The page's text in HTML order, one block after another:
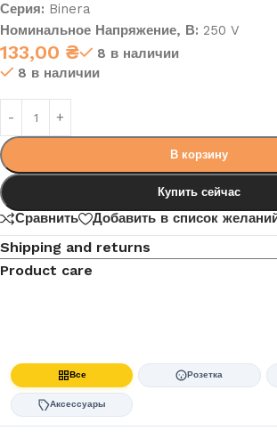
Серия: Binera
Номинальное Напряжение, В: 250 V
133,00 ₴
8 в наличии
8 в наличии
В корзину
Купить сейчас
Сравнить Добавить в список
Shipping and returns
Product care
Все Розетка
Аксессуары